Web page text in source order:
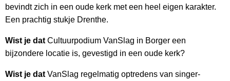
bevindt zich in een oude kerk met een heel eigen karakter.
Een prachtig stukje Drenthe.
Wist je dat Cultuurpodium VanSlag in Borger een
bijzondere locatie is, gevestigd in een oude kerk?
Wist je dat VanSlag regelmatig optredens van singer-